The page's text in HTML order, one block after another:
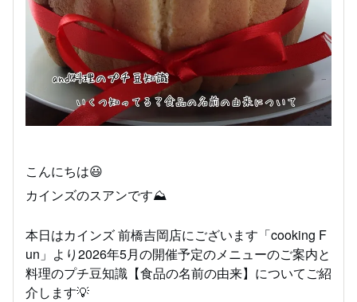
こんにちは😃
カインズのスアンです⛰
本日はカインズ 前橋吉岡店にございます「cooking F
un」より2026年5月の開催予定のメニューのご案内と
料理のプチ豆知識【食品の名前の由来】についてご紹
介します💡